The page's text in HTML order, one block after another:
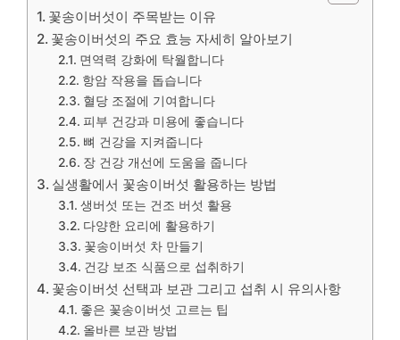
꽃송이버섯이 주목받는 이유
꽃송이버섯의 주요 효능 자세히 알아보기
면역력 강화에 탁월합니다
항암 작용을 돕습니다
혈당 조절에 기여합니다
피부 건강과 미용에 좋습니다
뼈 건강을 지켜줍니다
장 건강 개선에 도움을 줍니다
실생활에서 꽃송이버섯 활용하는 방법
생버섯 또는 건조 버섯 활용
다양한 요리에 활용하기
꽃송이버섯 차 만들기
건강 보조 식품으로 섭취하기
꽃송이버섯 선택과 보관 그리고 섭취 시 유의사항
좋은 꽃송이버섯 고르는 팁
올바른 보관 방법